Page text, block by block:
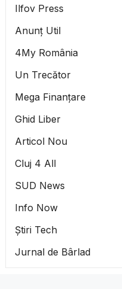
Ilfov Press
Anunț Util
4My România
Un Trecător
Mega Finanțare
Ghid Liber
Articol Nou
Cluj 4 All
SUD News
Info Now
Știri Tech
Jurnal de Bârlad